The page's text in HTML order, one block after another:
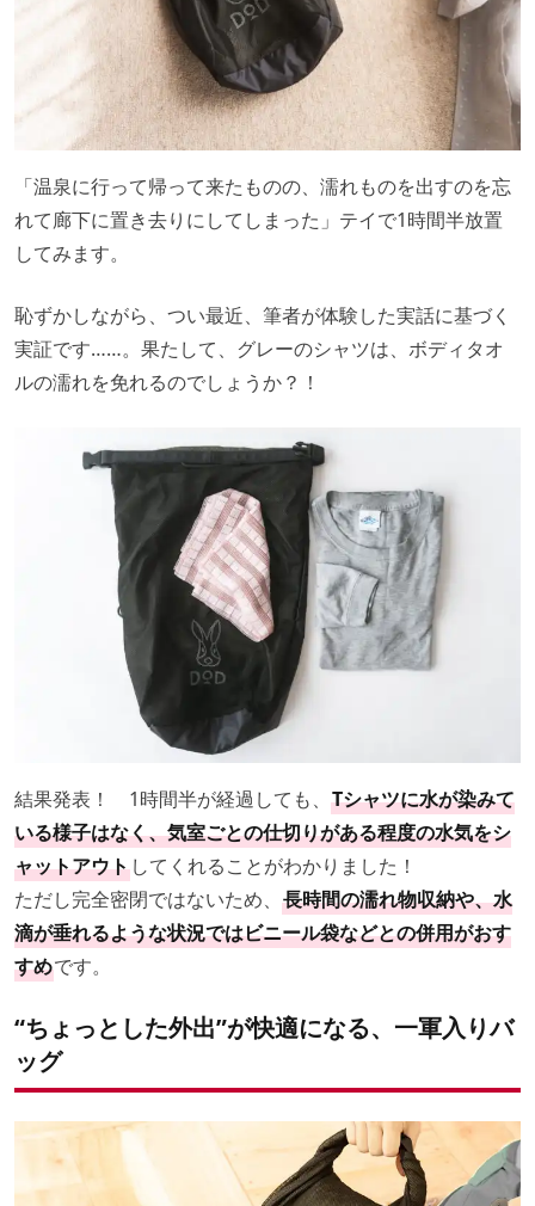
「温泉に行って帰って来たものの、濡れものを出すのを忘
れて廊下に置き去りにしてしまった」テイで1時間半放置
してみます。
恥ずかしながら、つい最近、筆者が体験した実話に基づく
実証です……。果たして、グレーのシャツは、ボディタオ
ルの濡れを免れるのでしょうか？！
結果発表！ 1時間半が経過しても、 Tシャツに水が染みて
いる様子はなく、気室ごとの仕切りがある程度の水気をシ
ャットアウトしてくれることがわかりました！
ただし完全密閉ではないため、 長時間の濡れ物収納や、水
滴が垂れるような状況ではビニール袋などとの併用がおす
すめです。
“ちょっとした外出”が快適になる、一軍入りバ
ッグ